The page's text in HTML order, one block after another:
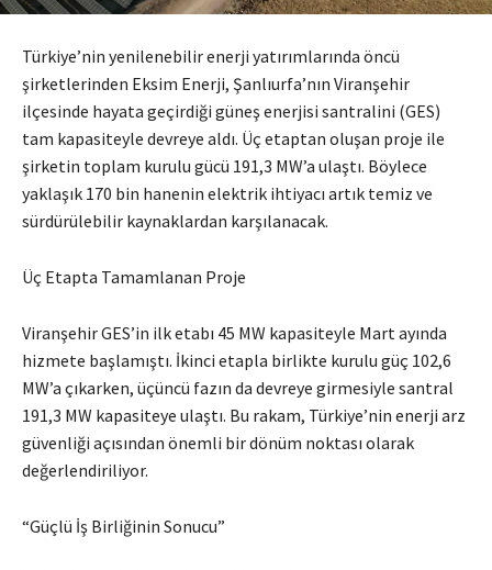
Türkiye’nin yenilenebilir enerji yatırımlarında öncü
şirketlerinden Eksim Enerji, Şanlıurfa’nın Viranşehir
ilçesinde hayata geçirdiği güneş enerjisi santralini (GES)
tam kapasiteyle devreye aldı. Üç etaptan oluşan proje ile
şirketin toplam kurulu gücü 191,3 MW’a ulaştı. Böylece
yaklaşık 170 bin hanenin elektrik ihtiyacı artık temiz ve
sürdürülebilir kaynaklardan karşılanacak.
Üç Etapta Tamamlanan Proje
Viranşehir GES’in ilk etabı 45 MW kapasiteyle Mart ayında
hizmete başlamıştı. İkinci etapla birlikte kurulu güç 102,6
MW’a çıkarken, üçüncü fazın da devreye girmesiyle santral
191,3 MW kapasiteye ulaştı. Bu rakam, Türkiye’nin enerji arz
güvenliği açısından önemli bir dönüm noktası olarak
değerlendiriliyor.
“Güçlü İş Birliğinin Sonucu”